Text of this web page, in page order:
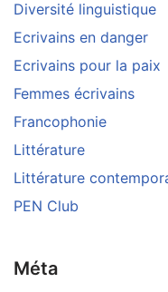
Diversité linguistique
Ecrivains en danger
Ecrivains pour la paix
Femmes écrivains
Francophonie
Littérature
Littérature
PEN Club
Méta